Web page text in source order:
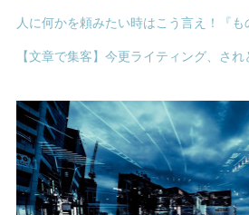
人に何かを頼みたい時はこう言え！『
【文章で集客】今更ライティング、さ